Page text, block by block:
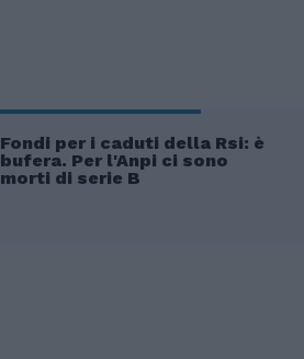
Fondi per i caduti della Rsi: è
bufera. Per l'Anpi ci sono
morti di serie B